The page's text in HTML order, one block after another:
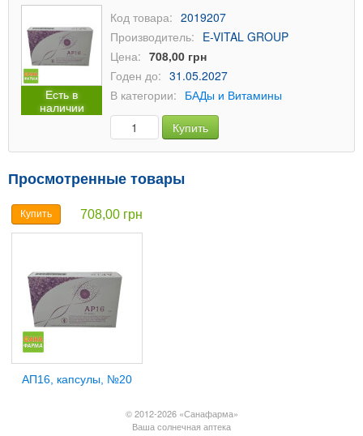
Есть в
наличии
Код товара: 2019207
Производитель: E-VITAL GROUP
Цена: 708,00 грн
Годен до: 31.05.2027
В категории: БАДы и Витамины
Купить
Просмотренные товары
Купить 708,00 грн
АП16, капсулы, №20
© 2012-2026 «Санафарма»
Ваша солнечная аптека